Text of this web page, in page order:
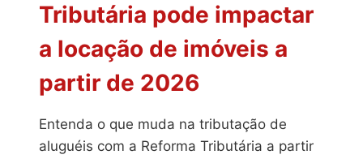
Tributária pode impactar
a locação de imóveis a
partir de 2026
Entenda o que muda na tributação de
aluguéis com a Reforma Tributária a partir